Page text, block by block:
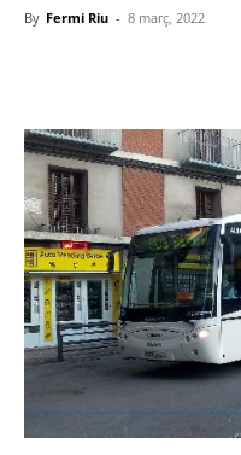
By Fermi Riu - 8 març, 2022